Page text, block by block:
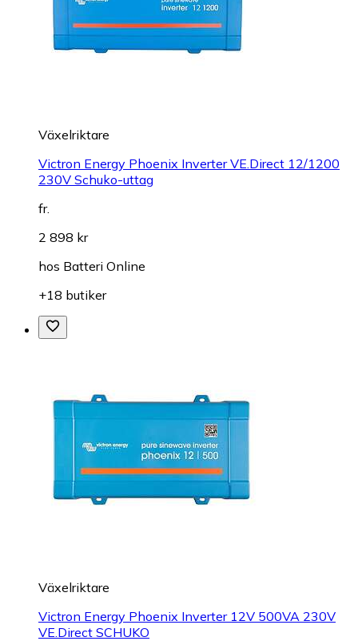
Växelriktare
Victron Energy Phoenix Inverter VE.Direct 12/1200
230V Schuko-uttag
fr.
2 898 kr
hos Batteri Online
+18 butiker
Växelriktare
Victron Energy Phoenix Inverter 12V 500VA 230V
VE.Direct SCHUKO